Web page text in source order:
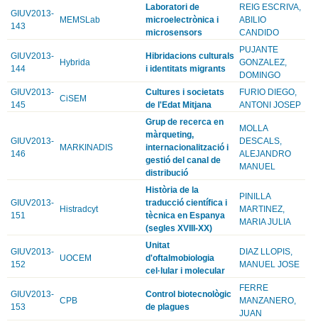
GIUV2013-
143
MEMSLab
Laboratori de
microelectrònica i
microsensors
REIG ESCRIVA,
ABILIO
CANDIDO
GIUV2013-
144
Hybrida
Hibridacions culturals
i identitats migrants
PUJANTE
GONZALEZ,
DOMINGO
GIUV2013-
145
CiSEM
Cultures i societats
de l'Edat Mitjana
FURIO DIEGO,
ANTONI JOSEP
GIUV2013-
146
MARKINADIS
Grup de recerca en
màrqueting,
internacionalització i
gestió del canal de
distribució
MOLLA
DESCALS,
ALEJANDRO
MANUEL
GIUV2013-
151
Histradcyt
Història de la
traducció científica i
tècnica en Espanya
(segles XVIII-XX)
PINILLA
MARTINEZ,
MARIA JULIA
GIUV2013-
152
UOCEM
Unitat
d'oftalmobiologia
cel·lular i molecular
DIAZ LLOPIS,
MANUEL JOSE
GIUV2013-
153
CPB
Control biotecnològic
de plagues
FERRE
MANZANERO,
JUAN